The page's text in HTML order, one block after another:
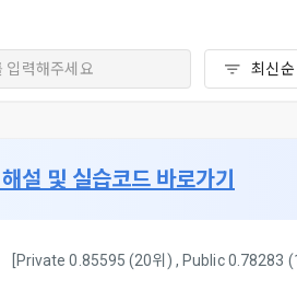
3. "개인회
인을 말한다.
4. “인재회
“개인회원”을
6. “해커톤”
행사할 수
위해 어떤
‘개인정보자
에 제한되지
3. 서비스 정
행, 교육 등
또한 향후
설 및 실습코드 바로가기
[Private 0.85595 (20위) , Public 0.78283